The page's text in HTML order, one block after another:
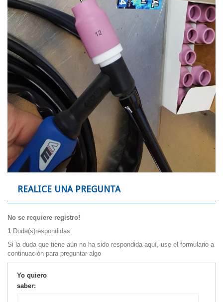
REALICE UNA PREGUNTA
No se requiere registro!
1 Duda(s)respondidas
Si la duda que tiene aún no ha sido respondida aquí, use el formulario a
continuación para preguntar algo
Yo quiero
saber: